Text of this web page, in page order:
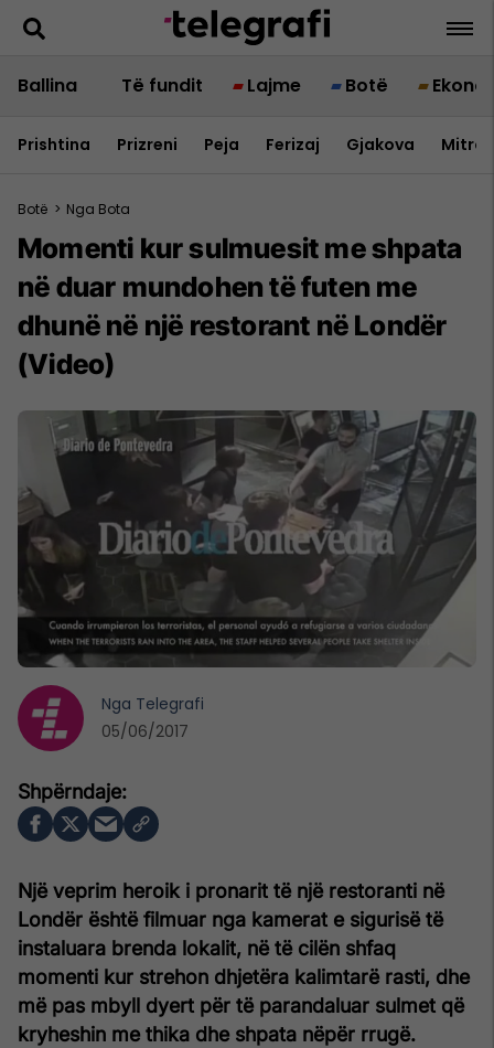
Ballina Të fundit Lajme Botë
Prishtina Prizreni Peja Ferizaj Gjakova
Botë > Nga Bota
Momenti kur sulmuesit me shpata
në duar mundohen të futen me
dhunë në një restorant në Londër
(Video)
Një veprim heroik i pronarit të një restoranti në
Londër është filmuar nga kamerat e sigurisë të
instaluara brenda lokalit, në të cilën shfaq
momenti kur strehon dhjetëra kalimtarë rasti, dhe
më pas mbyll dyert për të parandaluar sulmet që
kryheshin me thika dhe shpata nëpër rrugë.
Nga Telegrafi
05/06/2017